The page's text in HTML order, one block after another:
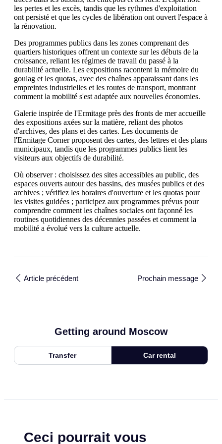
les pertes et les excès, tandis que les rythmes d'exploitation
ont persisté et que les cycles de libération ont ouvert l'espace à
la rénovation.
Des programmes publics dans les zones comprenant des
quartiers historiques offrent un contexte sur les débuts de la
croissance, reliant les régimes de travail du passé à la
durabilité actuelle. Les expositions racontent la mémoire du
goulag et les quotas, avec des chaînes apparaissant dans les
empreintes industrielles et les routes de transport, montrant
comment la mobilité s'est adaptée aux nouvelles économies.
Galerie inspirée de l'Ermitage près des fronts de mer accueille
des expositions axées sur la matière, reliant des photos
d'archives, des plans et des cartes. Les documents de
l'Ermitage Corner proposent des cartes, des lettres et des plans
municipaux, tandis que les programmes publics lient les
visiteurs aux objectifs de durabilité.
Où observer : choisissez des sites accessibles au public, des
espaces ouverts autour des bassins, des musées publics et des
archives ; vérifiez les horaires d'ouverture et les quotas pour
les visites guidées ; participez aux programmes prévus pour
comprendre comment les chaînes sociales ont façonné les
routines quotidiennes des décennies passées et comment la
mobilité a évolué vers la culture actuelle.
Article précédent Prochain message
Getting around Moscow
Transfer Car rental
Ceci pourrait vous